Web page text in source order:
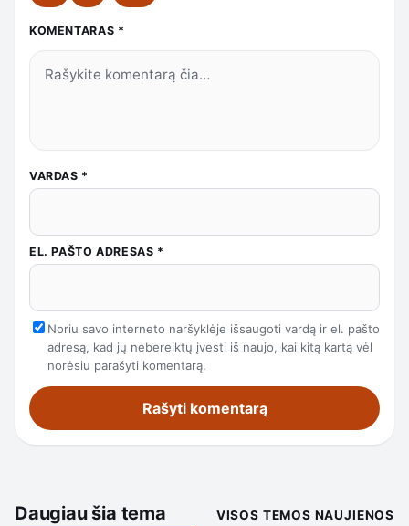
KOMENTARAS *
VARDAS *
EL. PAŠTO ADRESAS *
Noriu savo interneto naršyklėje išsaugoti vardą ir el. pašto
adresą, kad jų nebereiktų įvesti iš naujo, kai kitą kartą vėl
norėsiu parašyti komentarą.
Daugiau šia tema VISOS TEMOS NAUJIENOS